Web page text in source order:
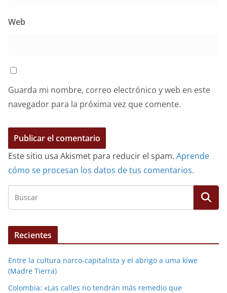
Web
Guarda mi nombre, correo electrónico y web en este
navegador para la próxima vez que comente.
Este sitio usa Akismet para reducir el spam. Aprende
cómo se procesan los datos de tus comentarios.
Recientes
Entre la cultura narco-capitalista y el abrigo a uma kiwe
(Madre Tierra)
Colombia: «Las calles no tendrán más remedio que